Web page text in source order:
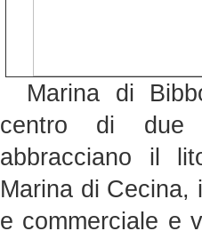
Marina di
centro di due
abbracciano il
Marina di Cecina,
e commerciale e